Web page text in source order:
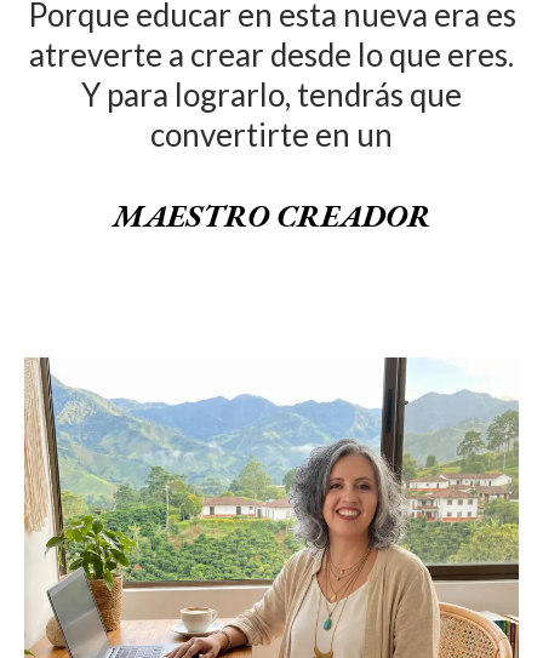
Porque educar en esta nueva era es
atreverte a crear desde lo que eres.
Y para lograrlo, tendrás que
convertirte en un
MAESTRO CREADOR